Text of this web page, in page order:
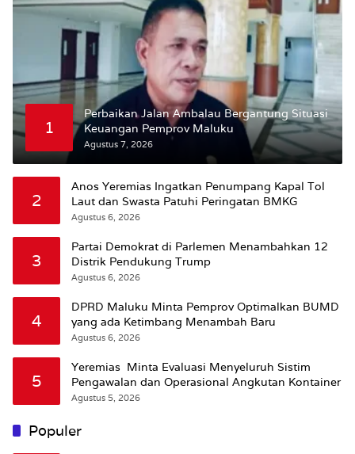
1
Perbaikan Jalan Ambalau Bergantung Situasi
Keuangan Pemprov Maluku
Agustus 7, 2026
2
Anos Yeremias Ingatkan Penumpang Kapal Tol
Laut dan Swasta Patuhi Peringatan BMKG
Agustus 6, 2026
3
Partai Demokrat di Parlemen Menambahkan 12
Distrik Pendukung Trump
Agustus 6, 2026
4
DPRD Maluku Minta Pemprov Optimalkan BUMD
yang ada Ketimbang Menambah Baru
Agustus 6, 2026
5
Yeremias Minta Evaluasi Menyeluruh Sistim
Pengawalan dan Operasional Angkutan Kontainer
Agustus 5, 2026
Populer